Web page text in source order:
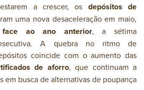
a crescer, os depósitos de
uma nova desaceleração em maio,
face ao ano anterior, a sétima
A quebra no ritmo de
coincide com o aumento das
de aforro, que continuam a
em busca de alternativas de poupança